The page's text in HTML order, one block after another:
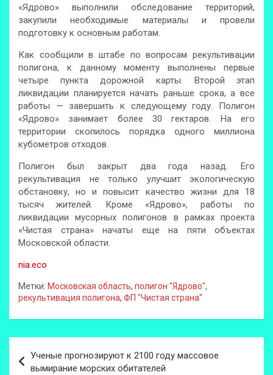
«Ядрово» выполнили обследование территорий,
закупили необходимые материалы и провели
подготовку к основным работам.
Как сообщили в штабе по вопросам рекультивации
полигона, к данному моменту выполнены первые
четыре пункта дорожной карты. Второй этап
ликвидации планируется начать раньше срока, а все
работы — завершить к следующему году. Полигон
«Ядрово» занимает более 30 гектаров. На его
территории скопилось порядка одного миллиона
кубометров отходов.
Полигон был закрыт два года назад. Его
рекультивация не только улучшит экологическую
обстановку, но и повысит качество жизни для 18
тысяч жителей. Кроме «Ядрово», работы по
ликвидации мусорных полигонов в рамках проекта
«Чистая страна» начаты еще на пяти объектах
Московской области.
nia.eco
Метки: Московская область, полигон "Ядрово",
рекультивация полигона, ФП "Чистая страна"
по
Ученые прогнозируют к 2100 году массовое
вымирание морских обитателей